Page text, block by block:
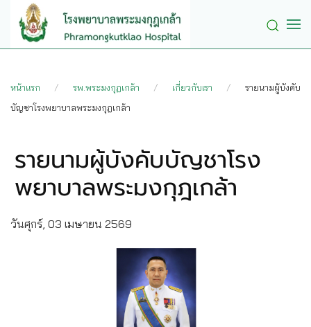
Skip to main content
หน้าแรก รพ.พระมงกุฏเกล้า เกี่ยวกับเรา
รายนามผู้บังคับ
บัญชาโรงพยาบาลพระมงกุฎเกล้า
รายนามผู้บังคับบัญชาโรง
พยาบาลพระมงกุฎเกล้า
วันศุกร์, 03 เมษายน 2569